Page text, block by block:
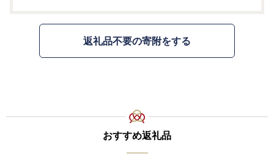
返礼品不要の寄附をする
おすすめ返礼品